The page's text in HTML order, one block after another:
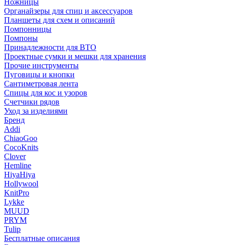
Ножницы
Органайзеры для спиц и аксессуаров
Планшеты для схем и описаний
Помпонницы
Помпоны
Принадлежности для ВТО
Проектные сумки и мешки для хранения
Прочие инструменты
Пуговицы и кнопки
Сантиметровая лента
Спицы для кос и узоров
Счетчики рядов
Уход за изделиями
Бренд
Addi
ChiaoGoo
CocoKnits
Clover
Hemline
HiyaHiya
Hollywool
KnitPro
Lykke
MUUD
PRYM
Tulip
Бесплатные описания